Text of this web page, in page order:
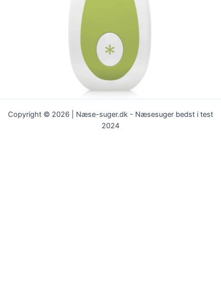
Copyright © 2026 | Næse-suger.dk - Næsesuger bedst i test
2024